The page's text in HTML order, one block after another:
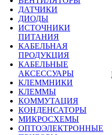
ДАТЧИКИ
ДИОДЫ
ИСТОЧНИКИ
ПИТАНИЯ
КАБЕЛЬНАЯ
ПРОДУКЦИЯ
КАБЕЛЬНЫЕ
АКСЕССУАРЫ
КЛЕММНИКИ
КЛЕММЫ
КОММУТАЦИЯ
КОНДЕНСАТОРЫ
МИКРОСХЕМЫ
ОПТОЭЛЕКТРОННЫЕ